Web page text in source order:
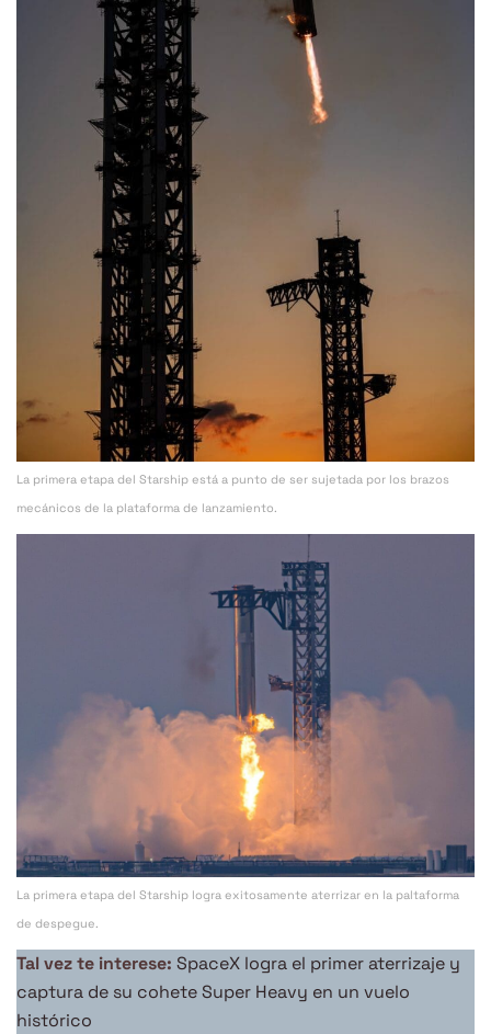
La primera etapa del Starship está a punto de ser sujetada por los brazos
mecánicos de la plataforma de lanzamiento.
La primera etapa del Starship logra exitosamente aterrizar en la paltaforma
de despegue.
Tal vez te interese: SpaceX logra el primer aterrizaje y
captura de su cohete Super Heavy en un vuelo
histórico